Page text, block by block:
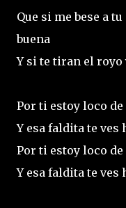
Que si me bese a
buena
Y si te tiran el royo
Por ti estoy loco
Y esa faldita te ves
Por ti estoy loco
Y esa faldita te ves